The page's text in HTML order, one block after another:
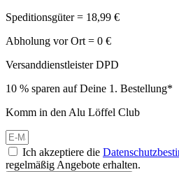
Speditionsgüter = 18,99 €
Abholung vor Ort = 0 €
Versanddienstleister DPD
10 % sparen auf Deine 1. Bestellung*
Komm in den Alu Löffel Club
Ich akzeptiere die
regelmäßig Angebote erhalten.